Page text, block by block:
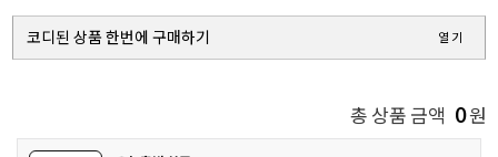
코디된 상품 한번에 구매하기 열기
총 상품 금액 0원